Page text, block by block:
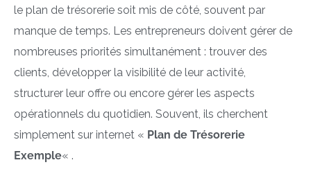
le plan de trésorerie soit mis de côté, souvent par
manque de temps. Les entrepreneurs doivent gérer de
nombreuses priorités simultanément : trouver des
clients, développer la visibilité de leur activité,
structurer leur offre ou encore gérer les aspects
opérationnels du quotidien. Souvent, ils cherchent
simplement sur internet « Plan de Trésorerie
Exemple« .